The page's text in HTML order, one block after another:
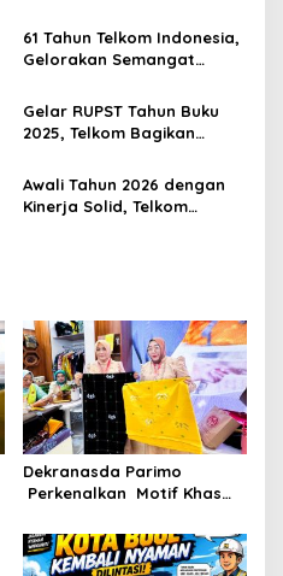
Award 2026
61 Tahun Telkom Indonesia,
Gelorakan Semangat
Nasional
Gelar RUPST Tahun Buku
2025, Telkom Bagikan
Awali Tahun 2026 dengan
Kinerja Solid, Telkom
Dekranasda Parimo
Perkenalkan Motif Khas
Saga di HUT ke-46
Dekranas